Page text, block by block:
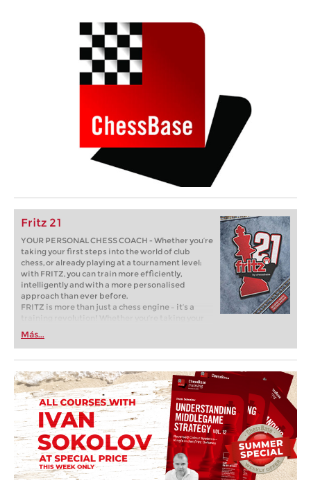
Fritz 21
YOUR PERSONAL CHESS COACH - Whether you’re
taking your first steps into the world of club
chess, or already playing at a tournament level:
with FRITZ, you can train more efficiently,
intelligently and with a more personalised
approach than ever before.
FRITZ is more than just a chess engine – it’s a
training revolution! Whether you’re taking your
first steps into the world of club chess, or already
playing at a tournament level: with FRITZ, you can
train more efficiently, intelligently and with a
more personalised approach than ever before.
Más...